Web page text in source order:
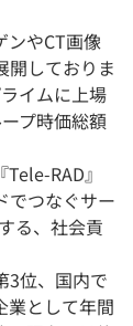
ンやCT画像
開しておりま
イムに上場
プ時価総額
RAD』
でつなぐサー
る、社会貢
3位、国内で
業として年間